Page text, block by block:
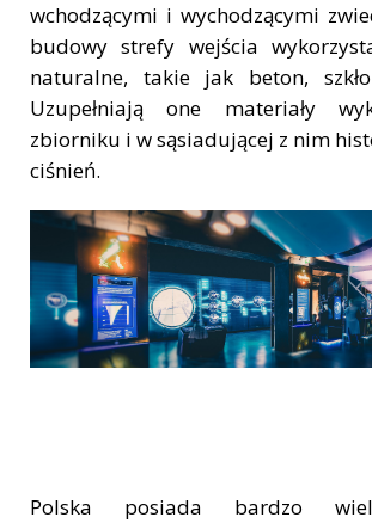
wchodzącymi i wychodzącymi
budowy strefy wejścia
naturalne, takie jak beton,
Uzupełniają one materiały
zbiorniku i w sąsiadującej z nim
ciśnień.
Polska posiada bardzo